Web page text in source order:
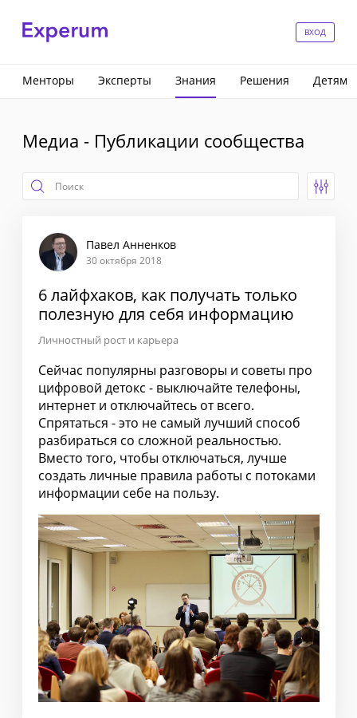
ВХОД
Менторы Эксперты Знания Решения Детям
Медиа - Публикации сообщества
Павел Анненков
30 октября 2018
6 лайфхаков, как получать только
полезную для себя информацию
Личностный рост и карьера
Сейчас популярны разговоры и советы про
цифровой детокс - выключайте телефоны,
интернет и отключайтесь от всего.
Спрятаться - это не самый лучший способ
разбираться со сложной реальностью.
Вместо того, чтобы отключаться, лучше
создать личные правила работы с потоками
информации себе на пользу.